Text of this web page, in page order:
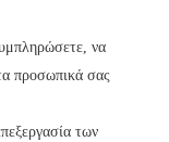
να
προσωπικά σας
των